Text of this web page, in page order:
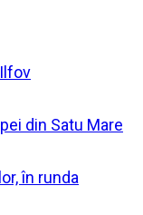
din Satu Mare
în runda